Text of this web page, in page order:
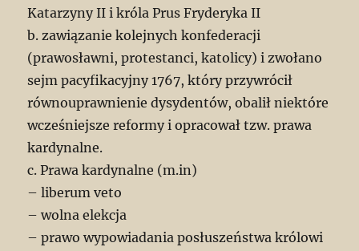
Katarzyny II i króla Prus Fryderyka II
b. zawiązanie kolejnych konfederacji
(prawosławni, protestanci, katolicy) i zwołano
sejm pacyfikacyjny 1767, który przywrócił
równouprawnienie dysydentów, obalił niektóre
wcześniejsze reformy i opracował tzw. prawa
kardynalne.
c. Prawa kardynalne (m.in)
– liberum veto
– wolna elekcja
– prawo wypowiadania posłuszeństwa królowi